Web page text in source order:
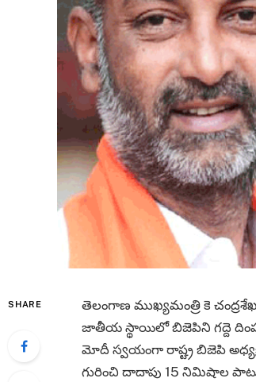
SHARE
తెలంగాణ ముఖ్యమంత్రి కె
జాతీయ స్థాయిలో బిజెపిని గద్దె
మోదీ స్వయంగా రాష్ట్ర బిజెపి
గురించి దాదాపు 15 నిమిషాల